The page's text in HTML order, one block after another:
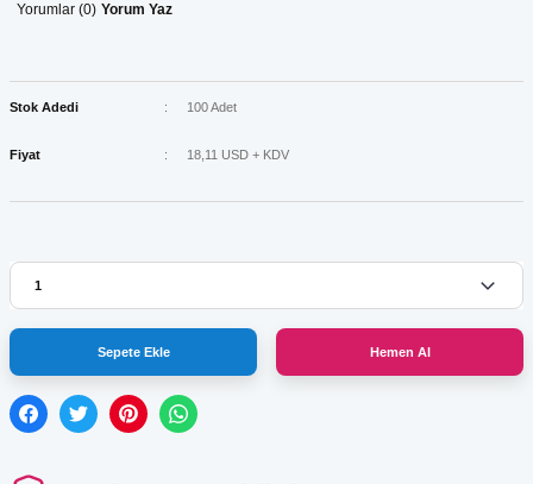
Yorumlar (0) Yorum Yaz
Stok Adedi 100 Adet
Fiyat 18,11 USD + KDV
Sepete Ekle Hemen Al